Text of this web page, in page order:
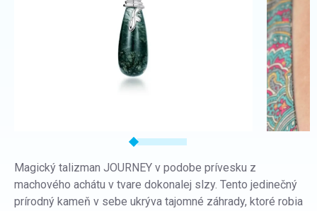
Magický talizman JOURNEY v podobe prívesku z
machového achátu v tvare dokonalej slzy. Tento jedinečný
prírodný kameň v sebe ukrýva tajomné záhrady, ktoré robia